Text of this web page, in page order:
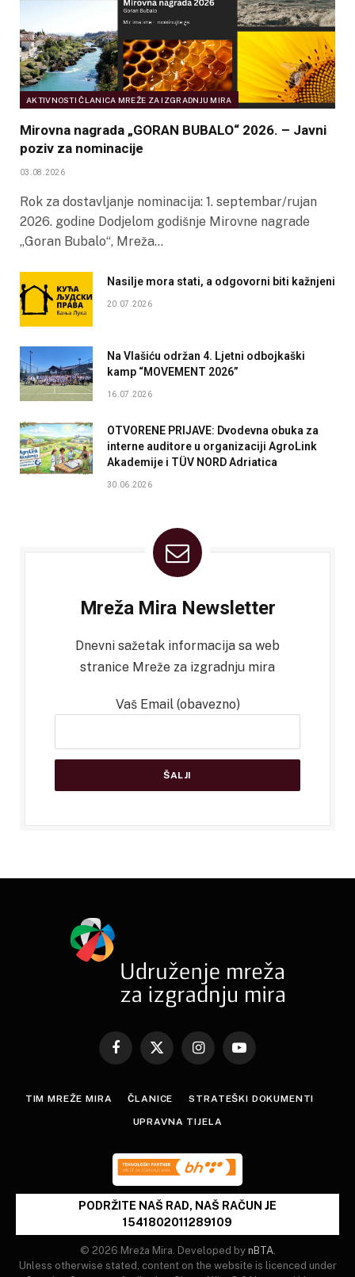
AKTIVNOSTI ČLANICA MREŽE ZA IZGRADNJU MIRA
Mirovna nagrada „GORAN BUBALO“ 2026. – Javni
poziv za nominacije
03.08.2026
Rok za dostavljanje nominacija: 1. septembar/rujan
2026. godine Dodjelom godišnje Mirovne nagrade
„Goran Bubalo“, Mreža…
Nasilje mora stati, a odgovorni biti kažnjeni
20.07.2026
Na Vlašiću održan 4. Ljetni odbojkaški
kamp “MOVEMENT 2026”
16.07.2026
OTVORENE PRIJAVE: Dvodevna obuka za
interne auditore u organizaciji AgroLink
Akademije i TÜV NORD Adriatica
30.06.2026
Mreža Mira Newsletter
Dnevni sažetak informacija sa web
stranice Mreže za izgradnju mira
Vaš Email (obavezno)
Facebook
X
InstagramYouTube
TIM MREŽE MIRA ČLANICE STRATEŠKI DOKUMENTI
UPRAVNA TIJELA
PODRŽITE NAŠ RAD, NAŠ RAČUN JE
1541802011289109
© 2026 Mreža Mira. Developed by nBTA.
Unless otherwise stated, content on the website is licenced under